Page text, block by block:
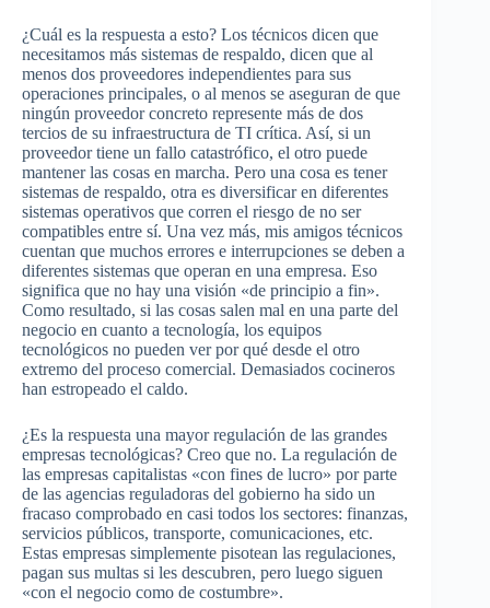
¿Cuál es la respuesta a esto? Los técnicos dicen que
necesitamos más sistemas de respaldo, dicen que al
menos dos proveedores independientes para sus
operaciones principales, o al menos se aseguran de que
ningún proveedor concreto represente más de dos
tercios de su infraestructura de TI crítica. Así, si un
proveedor tiene un fallo catastrófico, el otro puede
mantener las cosas en marcha. Pero una cosa es tener
sistemas de respaldo, otra es diversificar en diferentes
sistemas operativos que corren el riesgo de no ser
compatibles entre sí. Una vez más, mis amigos técnicos
cuentan que muchos errores e interrupciones se deben a
diferentes sistemas que operan en una empresa. Eso
significa que no hay una visión «de principio a fin».
Como resultado, si las cosas salen mal en una parte del
negocio en cuanto a tecnología, los equipos
tecnológicos no pueden ver por qué desde el otro
extremo del proceso comercial. Demasiados cocineros
han estropeado el caldo.
¿Es la respuesta una mayor regulación de las grandes
empresas tecnológicas? Creo que no. La regulación de
las empresas capitalistas «con fines de lucro» por parte
de las agencias reguladoras del gobierno ha sido un
fracaso comprobado en casi todos los sectores: finanzas,
servicios públicos, transporte, comunicaciones, etc.
Estas empresas simplemente pisotean las regulaciones,
pagan sus multas si les descubren, pero luego siguen
«con el negocio como de costumbre».